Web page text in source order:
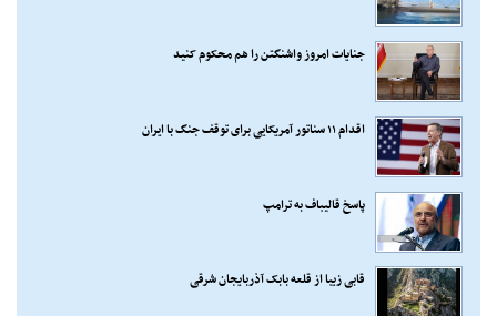
جنایات امروز واشنگتن را هم محکوم کنید
اقدام ۱۱ سناتور آمریکایی برای توقف جنگ با ایران
پاسخ قالیباف به ترامپ
قابی زیبا از قلعه بابک آذربایجان شرقی